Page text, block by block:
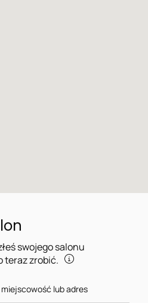
swojego salonu
teraz zrobić.